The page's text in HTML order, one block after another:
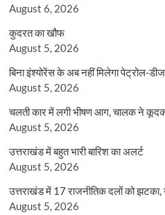
August 6, 2026
कुदरत का खौफ
August 5, 2026
बिना इंश्योरेंस के अब नहीं मिलेगा पेट्रोल-
August 5, 2026
चलती कार में लगी भीषण आग, चालक ने
August 5, 2026
उत्तराखंड में बहुत भारी बारिश का अलर्ट
August 5, 2026
उत्तराखंड में 17 राजनीतिक दलों को
August 5, 2026